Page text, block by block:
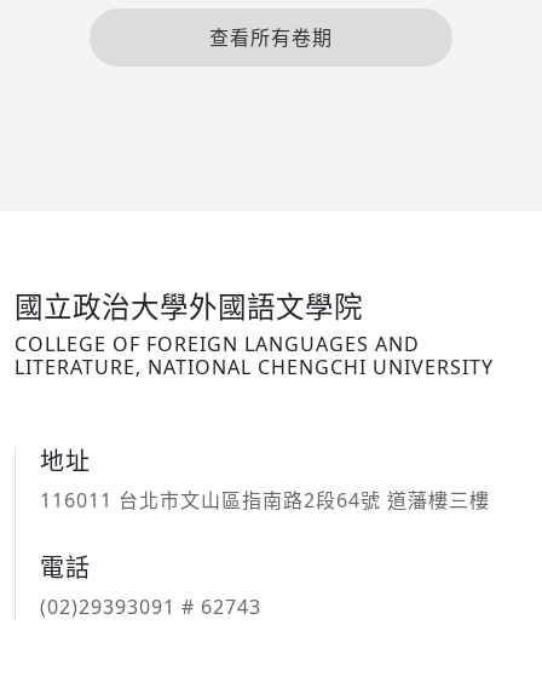
查看所有卷期
國立政治大學外國語文學院
COLLEGE OF FOREIGN LANGUAGES AND
LITERATURE, NATIONAL CHENGCHI UNIVERSITY
地址
116011 台北市文山區指南路2段64號 道藩樓三樓
電話
(02)29393091 # 62743